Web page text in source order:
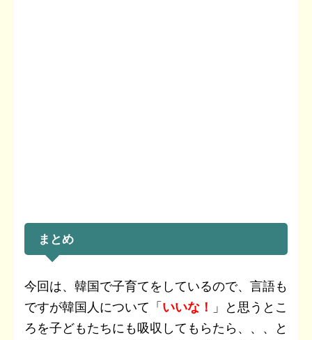
まとめ
今回は、韓国で子育てをしているので、言語も
ですが韓国人について「 いいな！
」と思うとこ
ろを子どもたちにも吸収してもらたら、、、と